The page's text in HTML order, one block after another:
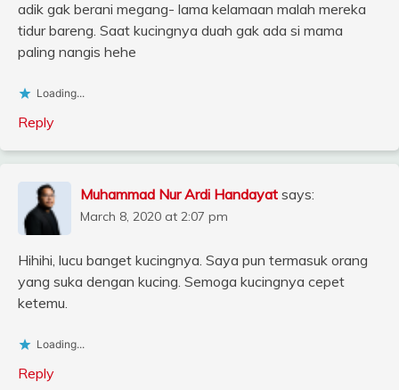
adik gak berani megang- lama kelamaan malah mereka
tidur bareng. Saat kucingnya duah gak ada si mama
paling nangis hehe
Loading...
Reply
Muhammad Nur Ardi Handayat says:
March 8, 2020 at 2:07 pm
Hihihi, lucu banget kucingnya. Saya pun termasuk orang
yang suka dengan kucing. Semoga kucingnya cepet
ketemu.
Loading...
Reply